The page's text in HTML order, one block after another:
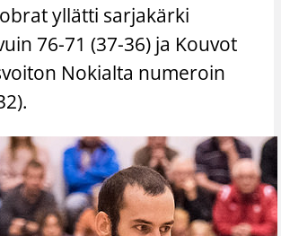
yllätti sarjakärki
76-71 (37-36) ja Kouvot
Nokialta numeroin